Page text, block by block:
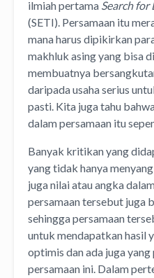
ilmiah pertama Search
(SETI). Persamaan itu
mana harus dipikirkan
makhluk asing yang bisa
membuatnya
daripada usaha serius
pasti. Kita juga tahu
dalam persamaan itu
Banyak kritikan yang
yang tidak hanya
juga nilai atau angka
persamaan tersebut juga
sehingga persamaan
untuk mendapatkan hasil
optimis dan ada juga yang
persamaan ini. Dalam